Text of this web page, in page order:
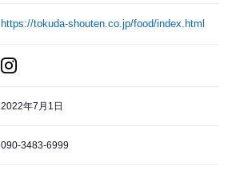
https://tokuda-shouten.co.jp/food/index.html
2022年7月1日
090-3483-6999